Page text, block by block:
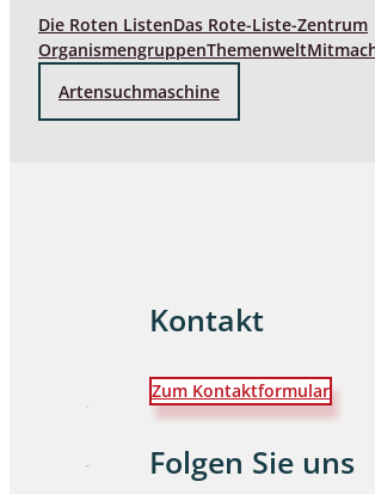
Die Roten ListenDas Rote-Liste-Zentrum
OrganismengruppenThemenwelt
Artensuchmaschine
Kontakt
Zum Kontaktformular
Folgen Sie uns